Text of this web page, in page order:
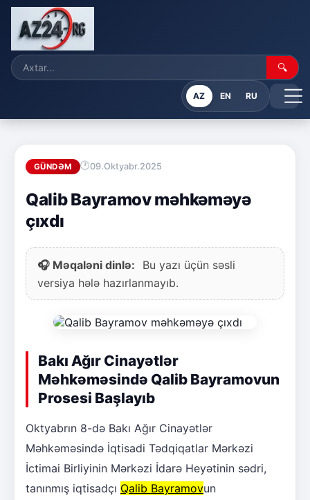
🔍
AZ EN RU
GÜNDƏM 09.Oktyabr.2025
Qalib Bayramov məhkəməyə
çıxdı
🎧 Məqaləni dinlə:
Bu yazı üçün səsli
versiya hələ hazırlanmayıb.
Bakı Ağır Cinayətlər
Məhkəməsində Qalib Bayramovun
Prosesi Başlayıb
Oktyabrın 8-də Bakı Ağır Cinayətlər
Məhkəməsində İqtisadi Tədqiqatlar Mərkəzi
İctimai Birliyinin Mərkəzi İdarə Heyətinin sədri,
tanınmış iqtisadçı Qalib Bayramovun